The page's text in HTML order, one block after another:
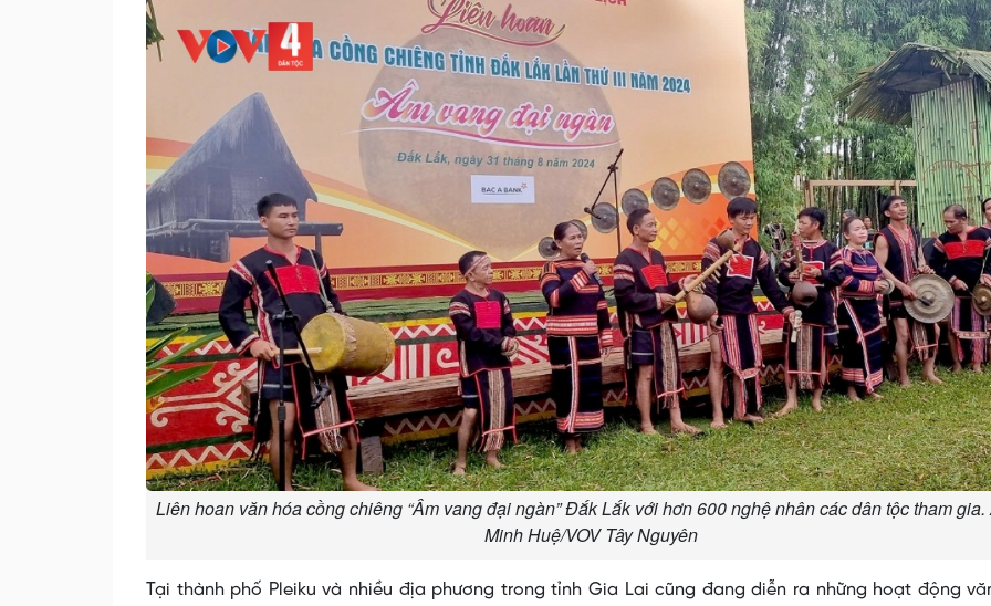
Liên hoan văn hóa cồng chiêng “Âm vang đại ngàn” Đắk Lắk với hơn 600 nghệ nhân các dân tộc tham gia.
Minh Huệ/VOV Tây Nguyên
Tại thành phố Pleiku và nhiều địa phương trong tỉnh Gia Lai cũng đang diễn ra những hoạt động